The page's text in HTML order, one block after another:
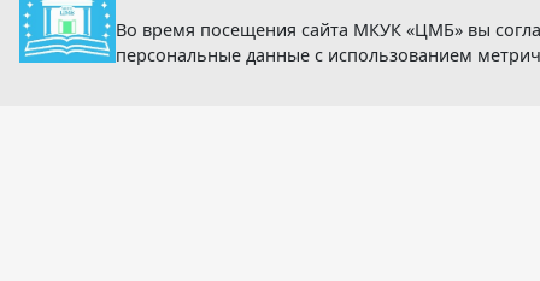
Во время посещения сайта МКУК «ЦМБ» вы
персональные данные с использованием